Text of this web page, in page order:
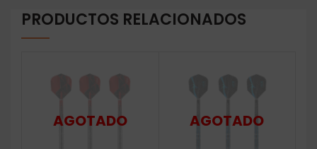
PRODUCTOS RELACIONADOS